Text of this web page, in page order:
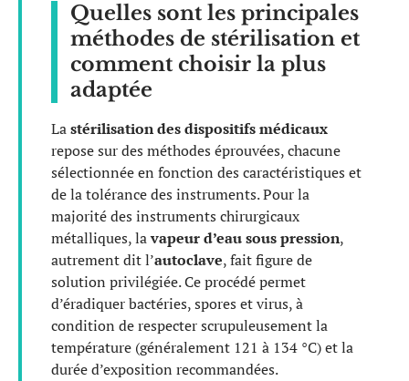
Quelles sont les principales
méthodes de stérilisation et
comment choisir la plus
adaptée
Lastérilisation des dispositifs médicaux
repose sur des méthodes éprouvées, chacune
sélectionnée en fonction des caractéristiques et
de la tolérance des instruments. Pour la
majorité des instruments chirurgicaux
métalliques, lavapeur d’eau sous pression,
autrement dit l’autoclave, fait figure de
solution privilégiée. Ce procédé permet
d’éradiquer bactéries, spores et virus, à
condition de respecter scrupuleusement la
température (généralement 121 à 134 °C) et la
durée d’exposition recommandées.